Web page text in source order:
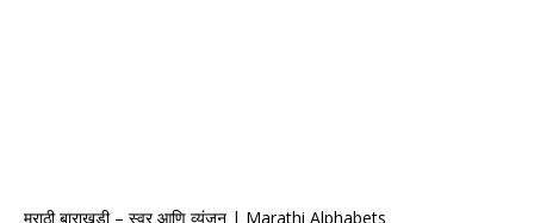
मराठी बाराखडी – स्वर आणि व्यंजन | Marathi Alphabets